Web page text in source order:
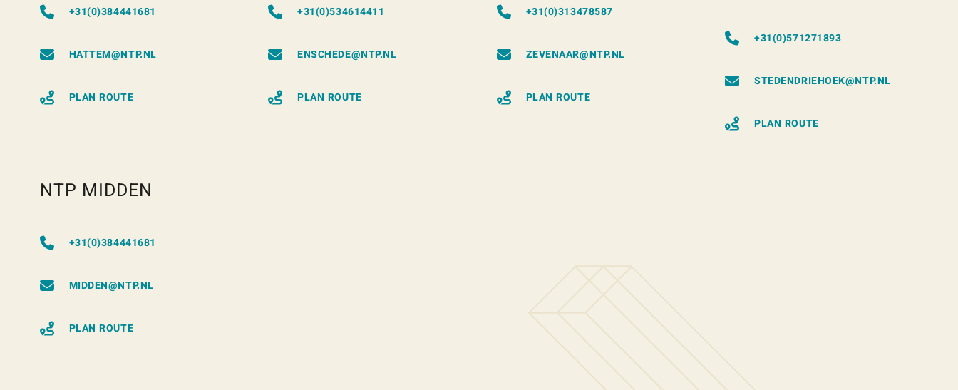
+31(0)384441681
HATTEM@NTP.NL
PLAN ROUTE
+31(0)534614411
ENSCHEDE@NTP.NL
PLAN ROUTE
+31(0)313478587
ZEVENAAR@NTP.NL
PLAN ROUTE
+31(0)571271893
STEDENDRIEHOEK@NTP.NL
PLAN ROUTE
NTP MIDDEN
+31(0)384441681
MIDDEN@NTP.NL
PLAN ROUTE